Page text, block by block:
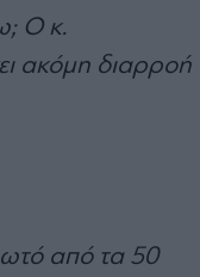
Ο κ.
ακόμη διαρροή
από τα 50